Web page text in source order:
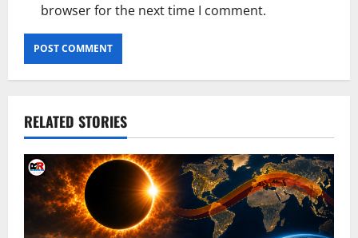
browser for the next time I comment.
RELATED STORIES